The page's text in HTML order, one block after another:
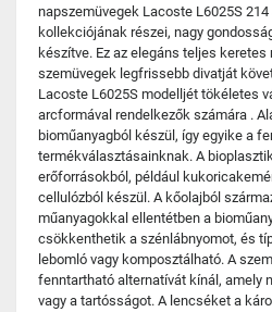
napszemüvegek Lacoste L6025S
kollekciójának részei, nagy
készítve. Ez az elegáns teljes
szemüvegek legfrissebb divatját
Lacoste L6025S modelljét tökéletes
arcformával rendelkezők számára .
bioműanyagból készül, így egyike a
termékválasztásainknak. A
erőforrásokból, például
cellulózból készül. A kőolajból
műanyagokkal ellentétben a
csökkenthetik a szénlábnyomot, és
lebomló vagy komposztálható. A
fenntartható alternatívát kínál, amely
vagy a tartósságot. A lencséket a